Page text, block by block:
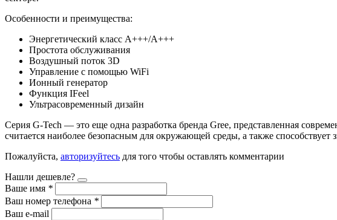
Особенности и преимущества:
Энергетический класс А+++/А+++
Простота обслуживания
Воздушный поток 3D
Управление с помощью WiFi
Ионный генератор
Функция IFeel
Ультрасовременный дизайн
Серия G-Tech — это еще одна разработка бренда Gree, представленная
считается наиболее безопасным для окружающей среды, а также
Пожалуйста, авторизуйтесь для того чтобы оставлять комментарии
Нашли дешевле?
Ваше имя *
Ваш номер телефона *
Ваш e-mail